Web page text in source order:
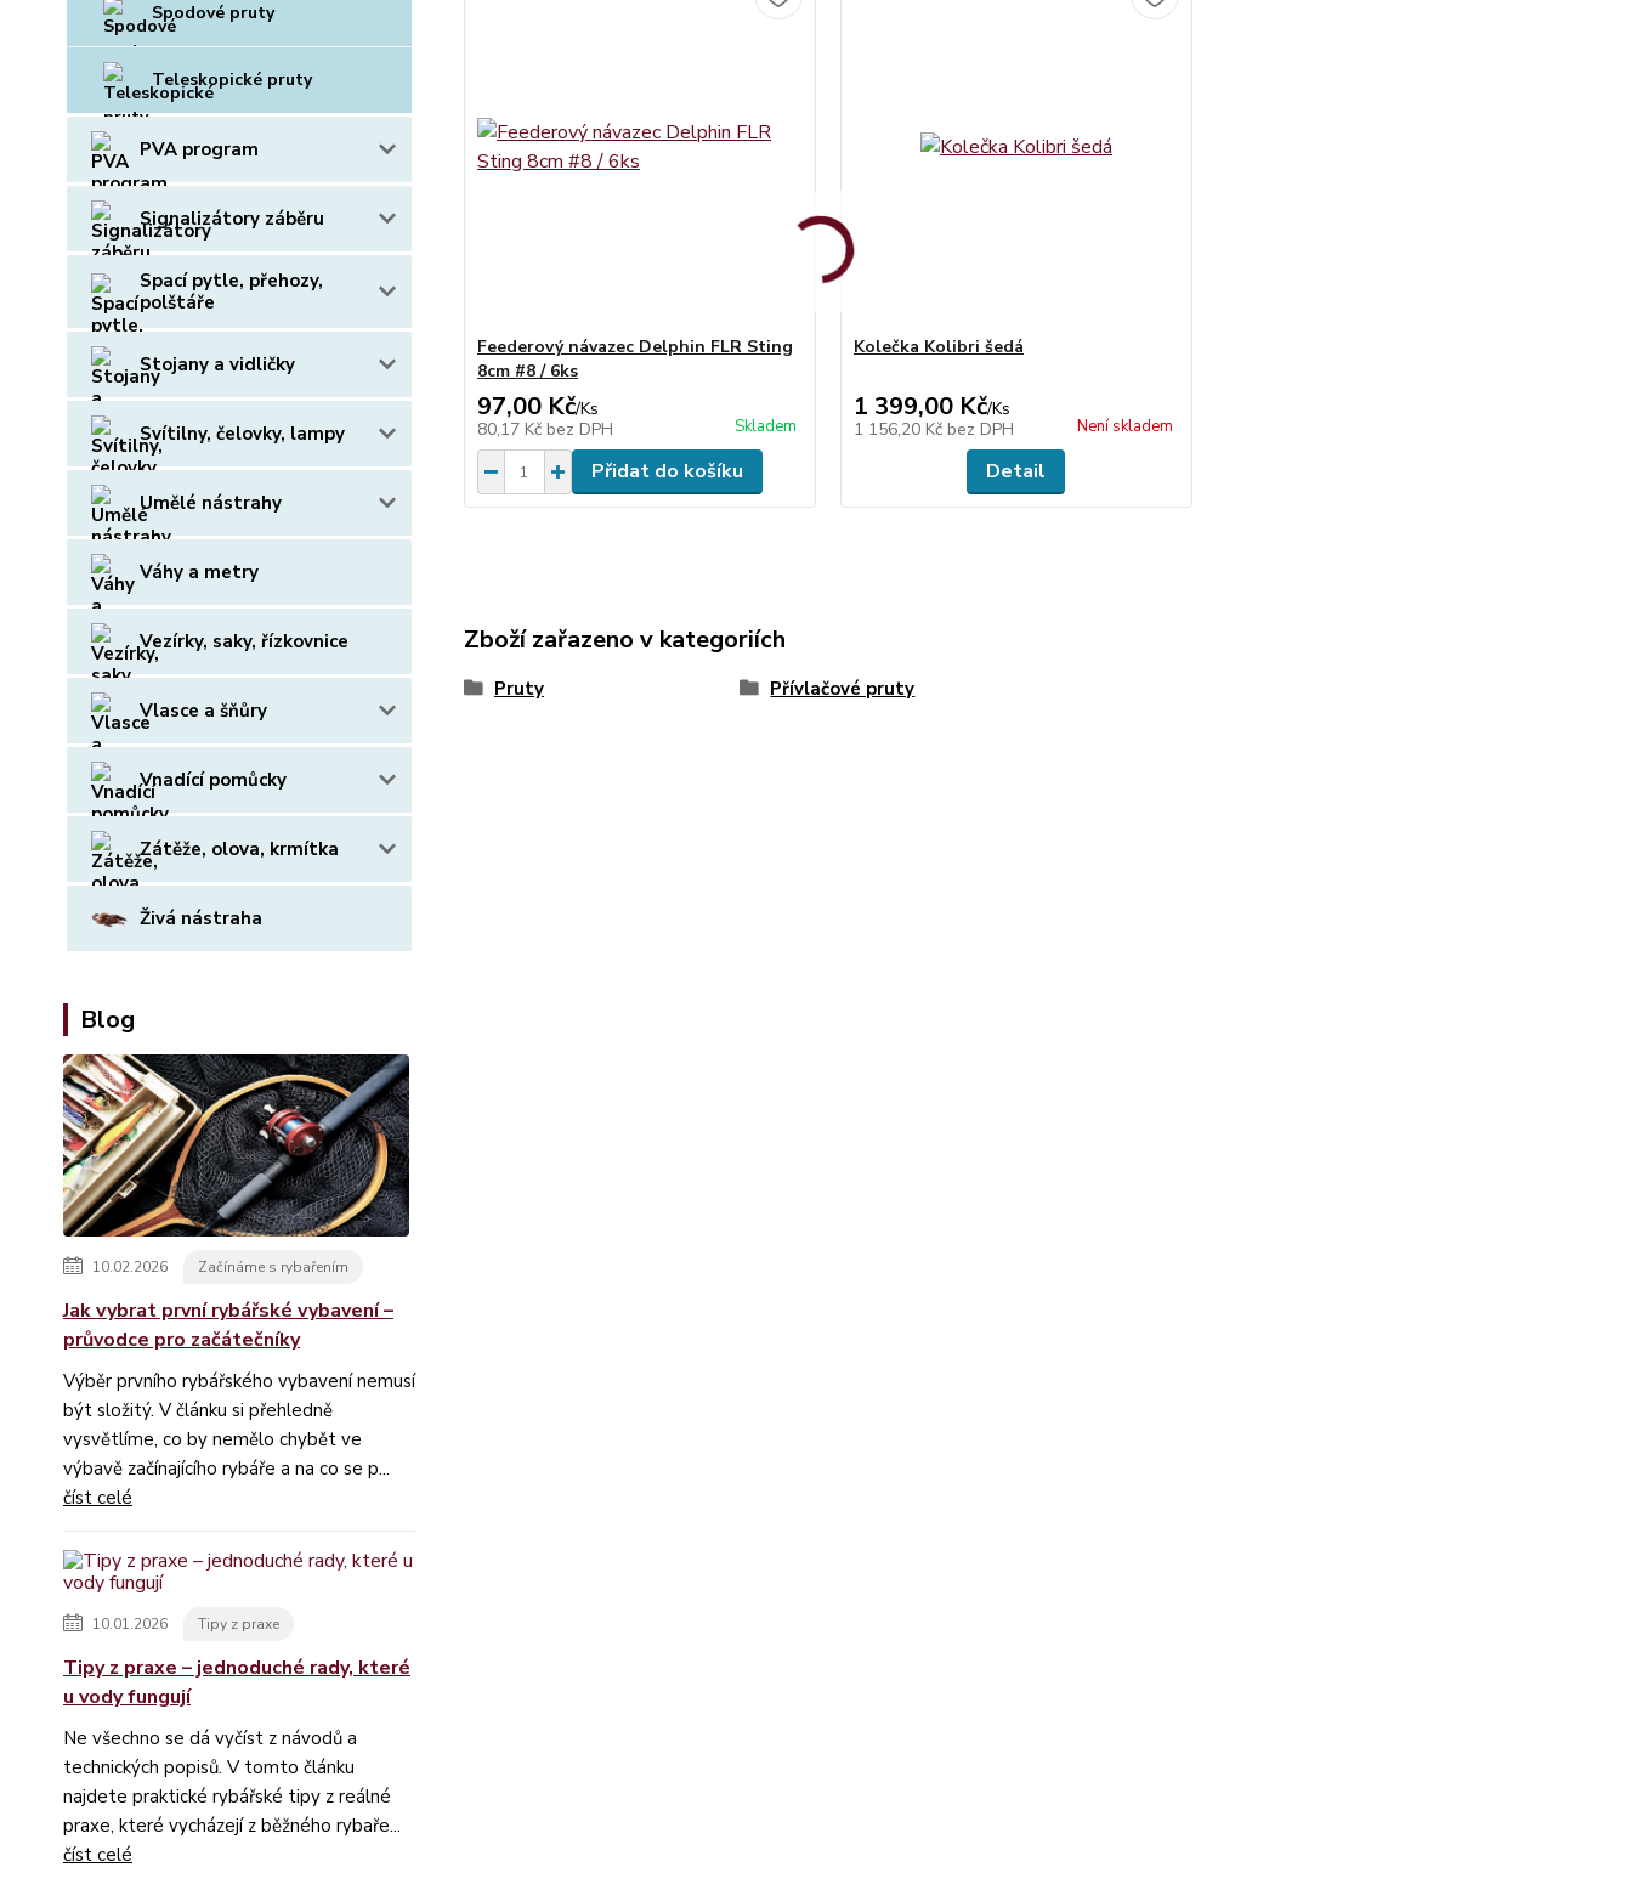
Spodové pruty
Teleskopické pruty
PVA program
Signalizátory záběru
Spací pytle, přehozy,
polštáře
Stojany a vidličky
Svítilny, čelovky, lampy
Umělé nástrahy
Váhy a metry
Vezírky, saky, řízkovnice
Vlasce a šňůry
Vnadící pomůcky
Zátěže, olova, krmítka
Živá nástraha
Blog
10.02.2026 Začínáme s rybařením
Jak vybrat první rybářské vybavení –
průvodce pro začátečníky
Výběr prvního rybářského vybavení nemusí
být složitý. V článku si přehledně
vysvětlíme, co by nemělo chybět ve
výbavě začínajícího rybáře a na co se p...
číst celé
10.01.2026 Tipy z praxe
Tipy z praxe – jednoduché rady, které
u vody fungují
Ne všechno se dá vyčíst z návodů a
technických popisů. V tomto článku
najdete praktické rybářské tipy z reálné
praxe, které vycházejí z běžného rybaře...
číst celé
Feederový návazec Delphin FLR Sting
8cm #8 / 6ks
97,00 Kč/Ks
80,17 Kč bez DPH Skladem
Přidat do košíku
Kolečka Kolibri šedá
1 399,00 Kč/Ks
1 156,20 Kč bez DPH Není skladem
Detail
Zboží zařazeno v kategoriích
Pruty Přívlačové pruty